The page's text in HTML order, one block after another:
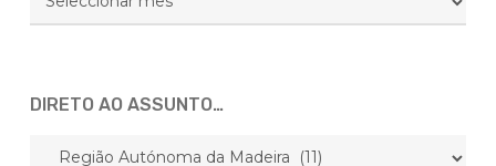
DIRETO AO ASSUNTO…